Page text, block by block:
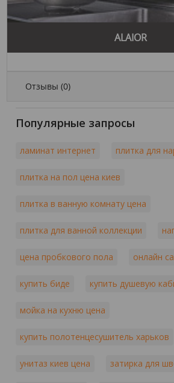
ALAIOR
Отзывы (0)
Популярные запросы
ламинат интернет плитка для
плитка на пол цена киев
плитка в ванную комнату цена
плитка для ванной коллекции
цена пробкового пола онлайн
купить биде купить душевую
мойка на кухню цена
купить полотенцесушитель харьков
унитаз киев цена затирка для